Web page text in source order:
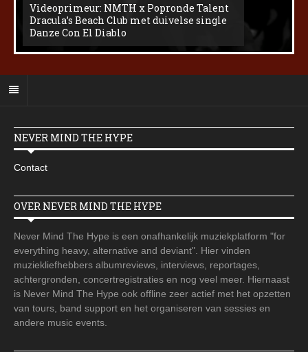
Videoprimeur: NMTH x Popronde Talent
Dracula’s Beach Club met duivelse single
Danze Con El Diablo
NEVER MIND THE HYPE
Contact
OVER NEVER MIND THE HYPE
Never Mind The Hype is een onafhankelijk muziekplatform "for
everything heavy, alternative and deviant". Hier vinden
muziekliefhebbers albumreviews, interviews, reportages,
achtergronden, concertregistraties en nog veel meer. Hiernaast
is Never Mind The Hype ook offline zeer actief met het opzetten
van tours, band support en het organiseren van sessies en
andere music events.